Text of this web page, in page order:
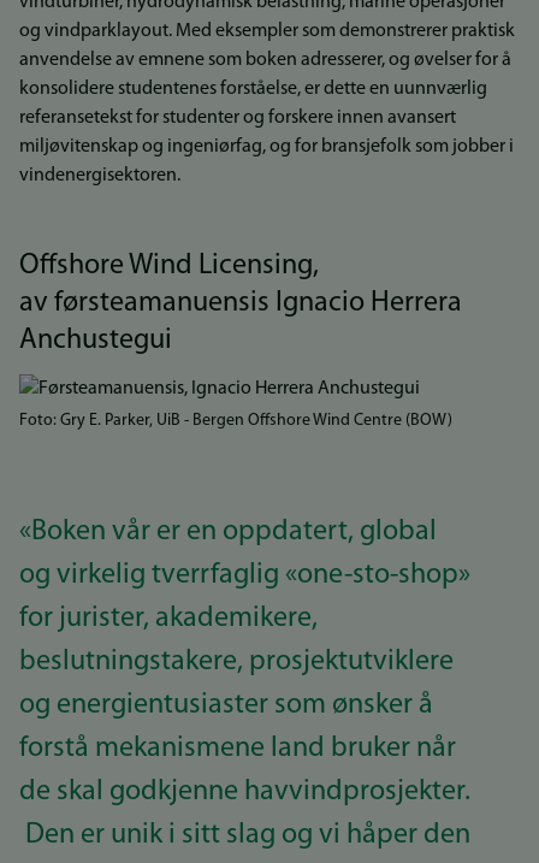
og vindparklayout. Med eksempler som demonstrerer praktisk
anvendelse av emnene som boken adresserer, og øvelser for å
konsolidere studentenes forståelse, er dette en uunnværlig
referansetekst for studenter og forskere innen avansert
miljøvitenskap og ingeniørfag, og for bransjefolk som jobber i
vindenergisektoren.
Offshore Wind Licensing,
av førsteamanuensis Ignacio Herrera
Anchustegui
Bilde
Foto: Gry E. Parker, UiB - Bergen Offshore Wind Centre (BOW)
«Boken vår er en oppdatert, global
og virkelig tverrfaglig «one-sto-shop»
for jurister, akademikere,
beslutningstakere, prosjektutviklere
og energientusiaster som ønsker å
forstå mekanismene land bruker når
de skal godkjenne havvindprosjekter.
Den er unik i sitt slag og vi håper den